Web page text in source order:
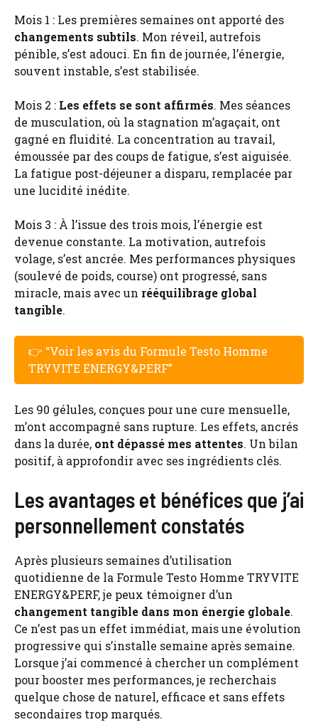
Mois 1 : Les premières semaines ont apporté des
changements subtils. Mon réveil, autrefois
pénible, s’est adouci. En fin de journée, l’énergie,
souvent instable, s’est stabilisée.
Mois 2 : Les effets se sont affirmés. Mes séances
de musculation, où la stagnation m’agaçait, ont
gagné en fluidité. La concentration au travail,
émoussée par des coups de fatigue, s’est aiguisée.
La fatigue post-déjeuner a disparu, remplacée par
une lucidité inédite.
Mois 3 : À l’issue des trois mois, l’énergie est
devenue constante. La motivation, autrefois
volage, s’est ancrée. Mes performances physiques
(soulevé de poids, course) ont progressé, sans
miracle, mais avec un rééquilibrage global
tangible.
👉 “Voir les avis du Formule Testo Homme
TRYVITE ENERGY&PERF”
Les 90 gélules, conçues pour une cure mensuelle,
m’ont accompagné sans rupture. Les effets, ancrés
dans la durée, ont dépassé mes attentes. Un bilan
positif, à approfondir avec ses ingrédients clés.
Les avantages et bénéfices que j’ai
personnellement constatés
Après plusieurs semaines d’utilisation
quotidienne de la Formule Testo Homme TRYVITE
ENERGY&PERF, je peux témoigner d’un
changement tangible dans mon énergie globale.
Ce n’est pas un effet immédiat, mais une évolution
progressive qui s’installe semaine après semaine.
Lorsque j’ai commencé à chercher un complément
pour booster mes performances, je recherchais
quelque chose de naturel, efficace et sans effets
secondaires trop marqués.